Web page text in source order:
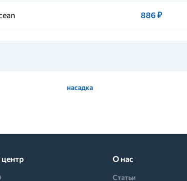
886 ₽
насадка
О нас
Статьи